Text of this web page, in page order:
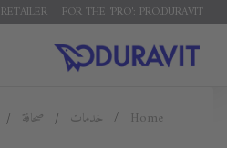
FOR THE 'PRO': PRO.DURAVIT
Home خدمات صحافة